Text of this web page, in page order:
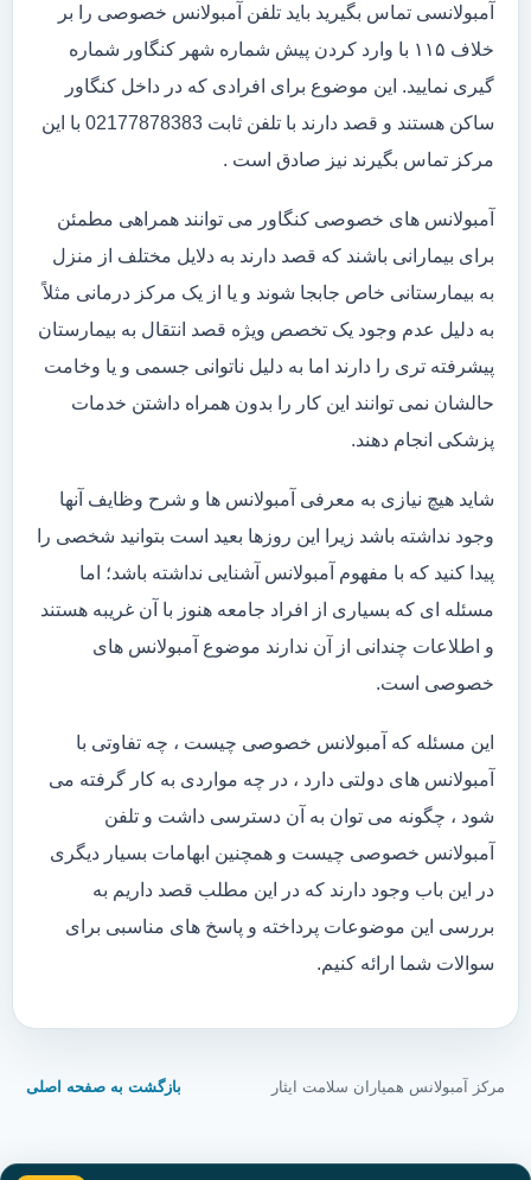
آمبولانسی تماس بگیرید باید تلفن آمبولانس خصوصی را بر
خلاف ۱۱۵ با وارد کردن پیش شماره شهر کنگاور شماره
گیری نمایید. این موضوع برای افرادی که در داخل کنگاور
ساکن هستند و قصد دارند با تلفن ثابت 02177878383 با این
مرکز تماس بگیرند نیز صادق است .
آمبولانس های خصوصی کنگاور می توانند همراهی مطمئن
برای بیمارانی باشند که قصد دارند به دلایل مختلف از منزل
به بیمارستانی خاص جابجا شوند و یا از یک مرکز درمانی مثلاً
به دلیل عدم وجود یک تخصص ویژه قصد انتقال به بیمارستان
پیشرفته تری را دارند اما به دلیل ناتوانی جسمی و یا وخامت
حالشان نمی توانند این کار را بدون همراه داشتن خدمات
پزشکی انجام دهند.
شاید هیچ نیازی به معرفی آمبولانس ها و شرح وظایف آنها
وجود نداشته باشد زیرا این روزها بعید است بتوانید شخصی را
پیدا کنید که با مفهوم آمبولانس آشنایی نداشته باشد؛ اما
مسئله ای که بسیاری از افراد جامعه هنوز با آن غریبه هستند
و اطلاعات چندانی از آن ندارند موضوع آمبولانس های
خصوصی است.
این مسئله که آمبولانس خصوصی چیست ، چه تفاوتی با
آمبولانس های دولتی دارد ، در چه مواردی به کار گرفته می
شود ، چگونه می توان به آن دسترسی داشت و تلفن
آمبولانس خصوصی چیست و همچنین ابهامات بسیار دیگری
در این باب وجود دارند که در این مطلب قصد داریم به
بررسی این موضوعات پرداخته و پاسخ های مناسبی برای
سوالات شما ارائه کنیم.
مرکز آمبولانس همیاران سلامت ایثار بازگشت به صفحه اصلی